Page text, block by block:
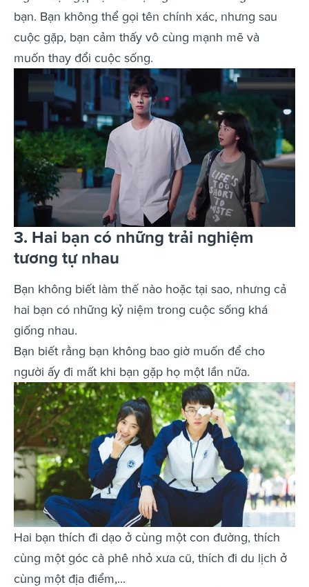
bạn. Bạn không thể gọi tên chính xác, nhưng sau
cuộc gặp, bạn cảm thấy vô cùng mạnh mẽ và
muốn thay đổi cuộc sống.
3. Hai bạn có những trải nghiệm
tương tự nhau
Bạn không biết làm thế nào hoặc tại sao, nhưng cả
hai bạn có những kỷ niệm trong cuộc sống khá
giống nhau.
Bạn biết rằng bạn không bao giờ muốn để cho
người ấy đi mất khi bạn gặp họ một lần nữa.
Hai bạn thích đi dạo ở cùng một con đường, thích
cùng một góc cà phê nhỏ xưa cũ, thích đi du lịch ở
cùng một địa điểm,...